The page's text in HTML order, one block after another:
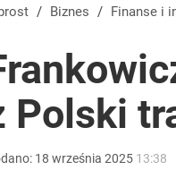
różnorodności
Przywiozłem cenną
/ Biznes / Finanse i
Polski
18 września 2025 13:38